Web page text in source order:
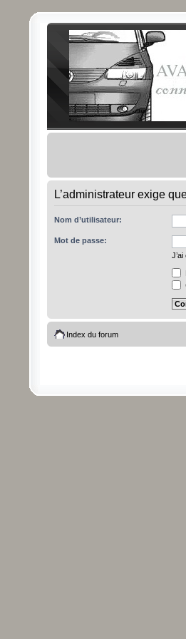
L’administrateur exige
Nom d’utilisateur:
Mot de passe:
Index du forum